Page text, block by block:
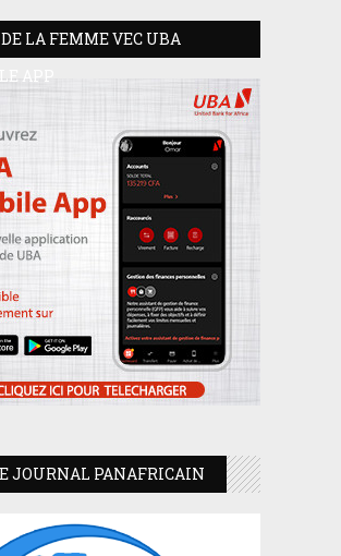
LA FEMME VEC UBA
APP
JOURNAL PANAFRICAIN